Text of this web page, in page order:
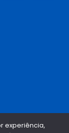
89
Todos os
experiência,